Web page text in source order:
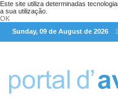
Este site utiliza determinadas
a sua utilização.
OK
Sunday, 09 de August de 2026